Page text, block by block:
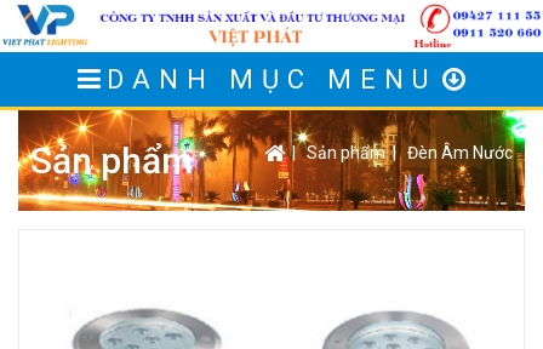
DANH MỤC MENU
Sản phẩm |Sản phẩm| Đèn Âm Nước